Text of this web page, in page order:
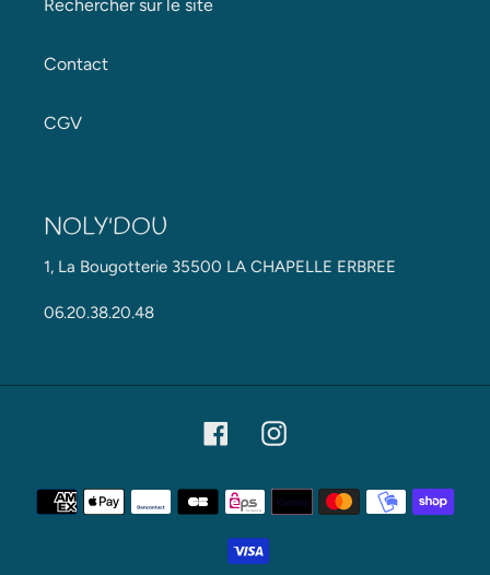
Rechercher sur le site
Contact
CGV
NOLY'DOU
1, La Bougotterie 35500 LA CHAPELLE ERBREE
06.20.38.20.48
FacebookInstagram
Moyens
de
paiement